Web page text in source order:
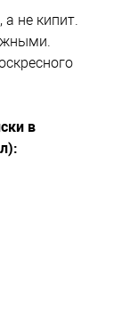
не кипит.
в